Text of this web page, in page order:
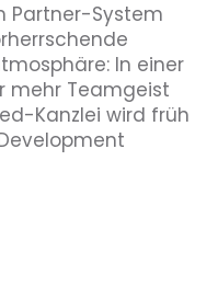
Partner-System
In einer
mehr Teamgeist
Kanzlei wird früh